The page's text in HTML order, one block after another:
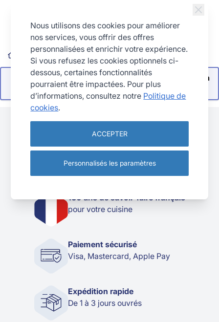
Cuisine Coupe-Terrines
Impossible de trouver des produits correspondants à
votre sélection.
130 ans de savoir-faire français
pour votre cuisine
Paiement sécurisé
Visa, Mastercard, Apple Pay
Expédition rapide
De 1 à 3 jours ouvrés
Nous utilisons des cookies pour améliorer
nos services, vous offrir des offres
personnalisées et enrichir votre expérience.
Si vous refusez les cookies optionnels ci-
dessous, certaines fonctionnalités
pourraient être impactées. Pour plus
d’informations, consultez notre Politique de
cookies.
ACCEPTER
Personnalisés les paramètres